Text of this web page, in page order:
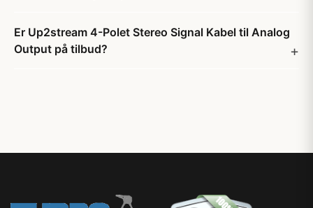
Er Up2stream 4-Polet Stereo Signal Kabel til Analog
Output på tilbud?